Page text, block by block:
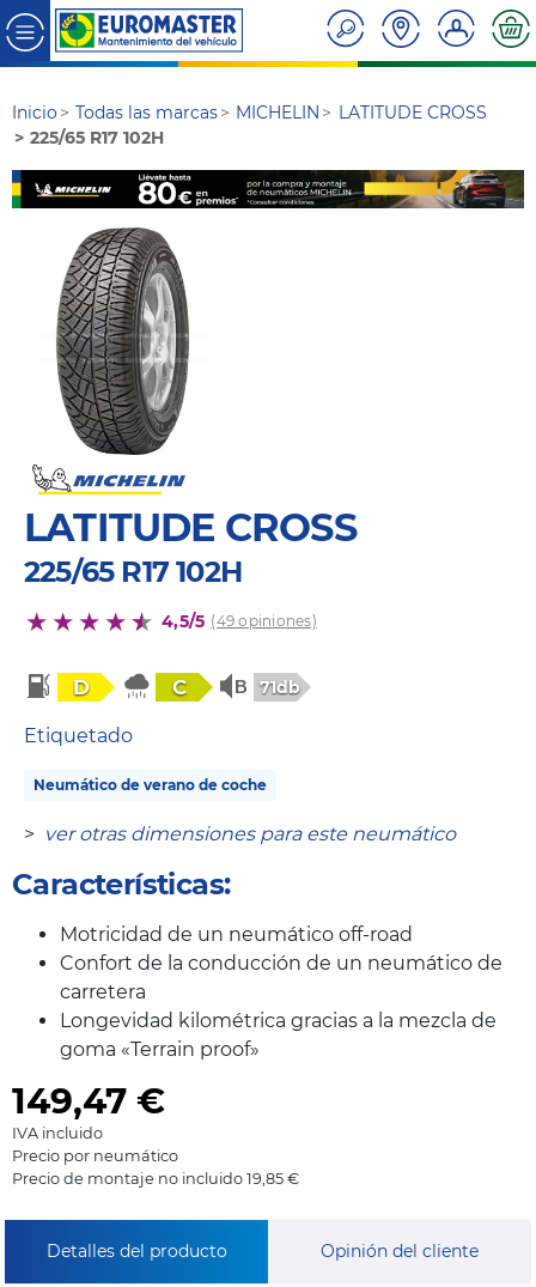
Inicio Todas las marcas MICHELIN
LATITUDE CROSS
225/65 R17 102H
LATITUDE CROSS
225/65 R17 102H
4,5/5 (49 opiniones)
D C 71db
Etiquetado
Neumático de verano de coche
> ver otras dimensiones para este neumático
Características:
Motricidad de un neumático off-road
Confort de la conducción de un neumático de
carretera
Longevidad kilométrica gracias a la mezcla de
goma «Terrain proof»
149,47 €
IVA incluido
Precio por neumático
Precio de montaje no incluido 19,85 €
Detalles del producto Opinión del cliente